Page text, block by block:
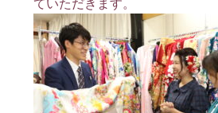
ていただきます。